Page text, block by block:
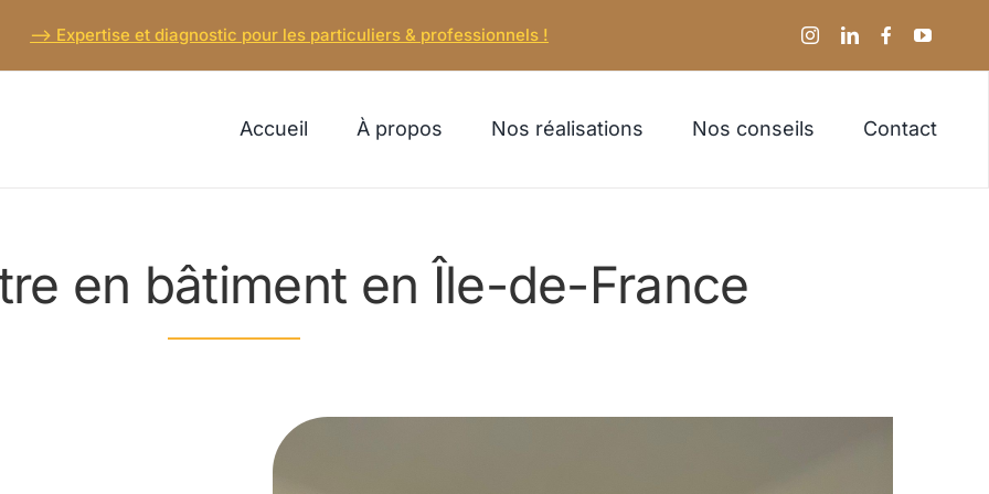
–> Expertise et diagnostic pour les particuliers & professionnels !
Accueil À propos Nos réalisations Nos conseils Contact
en bâtiment en Île-de-France